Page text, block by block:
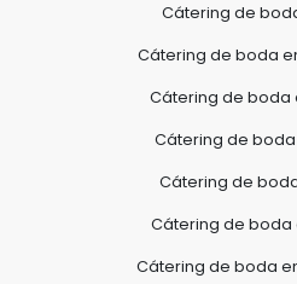
Cátering de
Cátering de boda
Cátering de boda
Cátering de
Cátering de
Cátering de boda
Cátering de boda